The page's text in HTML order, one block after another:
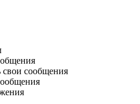
свои сообщения